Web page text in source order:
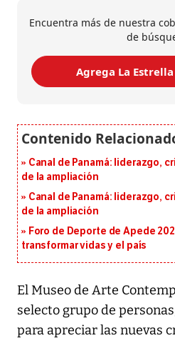
Encuentra más de nuestra
de
Agrega La
Canal de Panamá: liderazgo,
de la ampliación
Canal de Panamá: liderazgo,
de la ampliación
Foro de Deporte de Apede
transformar vidas y el país
El Museo de Arte
selecto grupo de
para apreciar las nuevas